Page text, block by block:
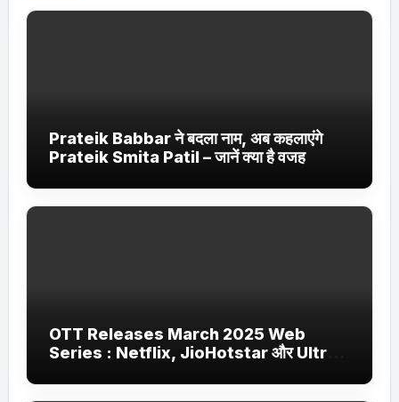
Prateik Babbar ने बदला नाम, अब कहलाएंगे
Prateik Smita Patil – जानें क्या है वजह
OTT Releases March 2025 Web
Series : Netflix, JioHotstar और Ultra